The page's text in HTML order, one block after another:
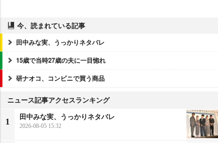
今、読まれている記事
田中みな実、うっかりネタバレ
15歳で当時27歳の夫に一目惚れ
研ナオコ、コンビニで買う商品
ニュース記事アクセスランキング
1
田中みな実、うっかりネタバレ
2026-08-05 15:32